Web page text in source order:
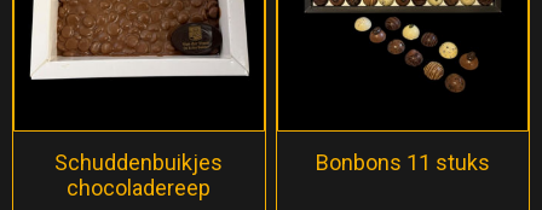
Schuddenbuikjes
chocoladereep
Bonbons 11 stuks